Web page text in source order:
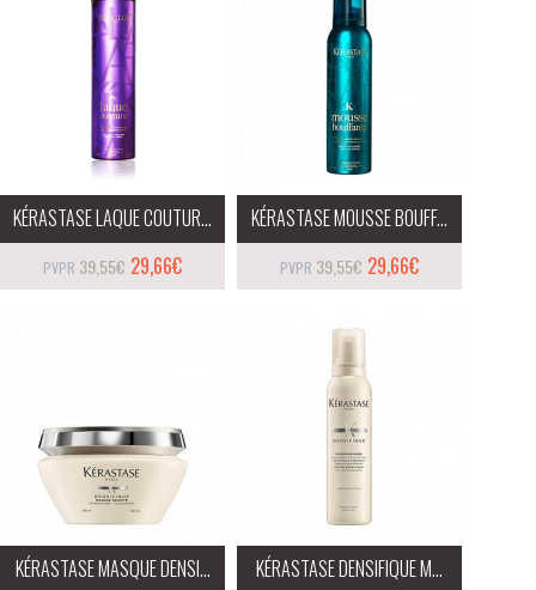
KÉRASTASE LAQUE COUTUR...
39,55€ 29,66€
KÉRASTASE MOUSSE BOUFF...
39,55€ 29,66€
KÉRASTASE MASQUE DENSI... KÉRASTASE DENSIFIQUE M...